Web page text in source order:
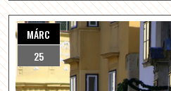
MÁRC
25